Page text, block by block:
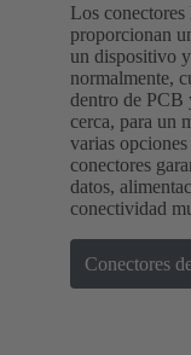
Los
proporcionan
un dispositivo
normalmente,
dentro de PCB
cerca, para un
varias
conectores
datos,
conectividad
Conectores